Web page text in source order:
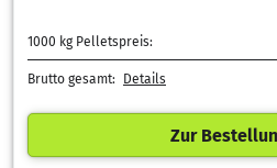
1000 kg Pelletspreis:
Brutto gesamt: Details
Zur